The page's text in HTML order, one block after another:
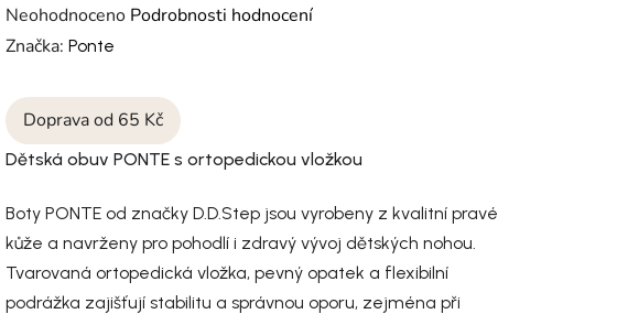
Průměrné hodnocení produktu je 0,0 z 5 hvězdiček.
Neohodnoceno Podrobnosti hodnocení
Značka:Ponte
Doprava od 65 Kč
Dětská obuv PONTE s ortopedickou vložkou
Boty PONTE od značky D.D.Step jsou vyrobeny z kvalitní pravé
kůže a navrženy pro pohodlí i zdravý vývoj dětských nohou.
Tvarovaná ortopedická vložka, pevný opatek a flexibilní
podrážka zajišťují stabilitu a správnou oporu, zejména při